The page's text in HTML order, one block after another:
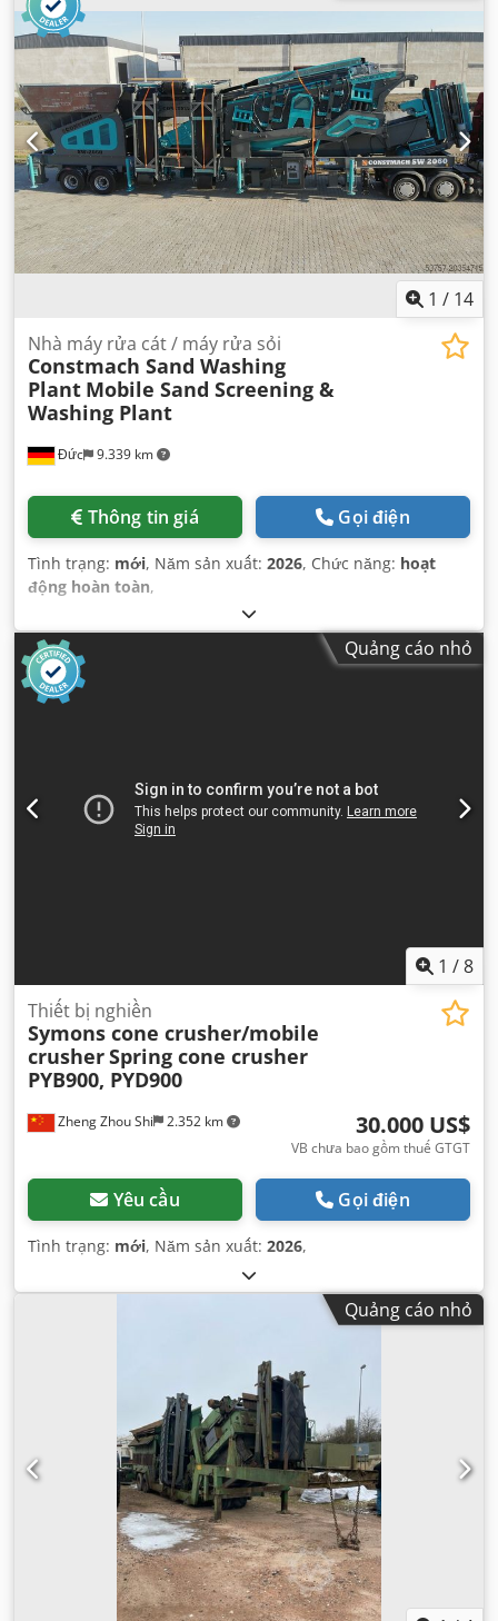
1 / 14
Đức 9.339 km
Nhà máy rửa cát / máy rửa sỏi
Constmach Sand Washing
Plant Mobile Sand Screening &
Washing Plant
Thông tin giá Gọi điện
Tình trạng: mới, Năm sản xuất: 2026, Chức năng: hoạt
động hoàn toàn,
Quảng cáo nhỏ
1 /8
Zheng Zhou Shi 2.352 km
Thiết bị nghiền
Symons cone crusher/mobile
crusherSpring cone crusher
PYB900, PYD900
30.000 US$
VB chưa bao gồm thuế GTGT
Yêu cầu Gọi điện
Tình trạng: mới, Năm sản xuất: 2026,
Quảng cáo nhỏ